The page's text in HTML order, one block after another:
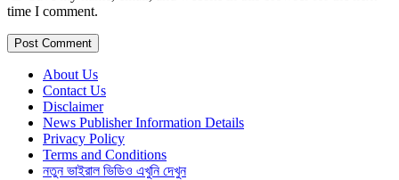
time I comment.
About Us
Contact Us
Disclaimer
News Publisher Information Details
Privacy Policy
Terms and Conditions
নতুন ভাইরাল ভিডিও এখুনি দেখুন